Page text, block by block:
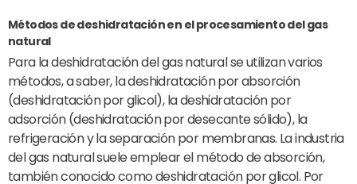
Métodos de deshidratación en el procesamiento del gas
natural
Para la deshidratación del gas natural se utilizan varios
métodos, a saber, la deshidratación por absorción
(deshidratación por glicol), la deshidratación por
adsorción (deshidratación por desecante sólido), la
refrigeración y la separación por membranas. La industria
del gas natural suele emplear el método de absorción,
también conocido como deshidratación por glicol. Por